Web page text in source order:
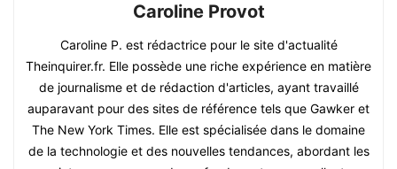
Caroline Provot
Caroline P. est rédactrice pour le site d'actualité
Theinquirer.fr. Elle possède une riche expérience en matière
de journalisme et de rédaction d'articles, ayant travaillé
auparavant pour des sites de référence tels que Gawker et
The New York Times. Elle est spécialisée dans le domaine
de la technologie et des nouvelles tendances, abordant les